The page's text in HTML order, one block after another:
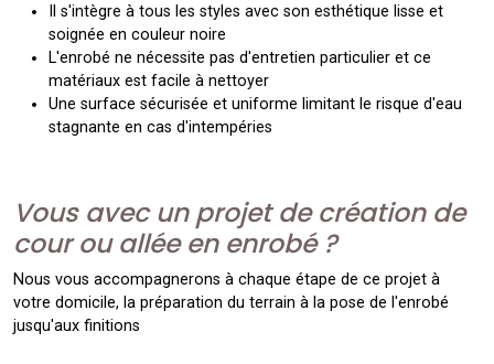
Il s'intègre à tous les styles avec son esthétique lisse et
soignée en couleur noire
L'enrobé ne nécessite pas d'entretien particulier et ce
matériaux est facile à nettoyer
Une surface sécurisée et uniforme limitant le risque d'eau
stagnante en cas d'intempéries
Vous avec un projet de création de
cour ou allée en enrobé ?
Nous vous accompagnerons à chaque étape de ce projet à
votre domicile, la préparation du terrain à la pose de l'enrobé
jusqu'aux finitions